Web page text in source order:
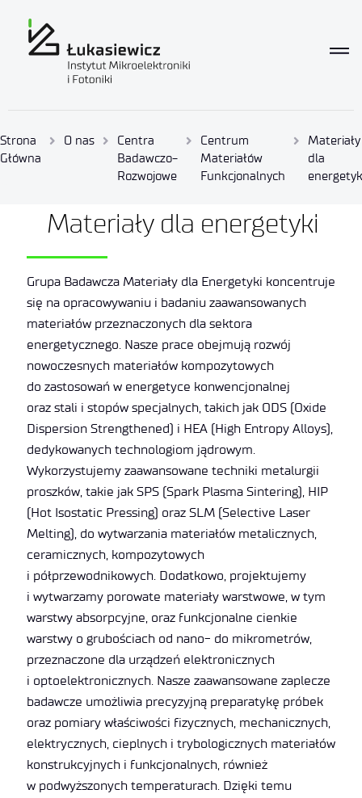
Strona
Główna
O nas
Centra
Badawczo-
Rozwojowe
Centrum
Materiałów
Funkcjonalnych
Materiały
dla
Materiały dla energetyki
Grupa Badawcza Materiały dla Energetyki koncentruje
się na opracowywaniu i badaniu zaawansowanych
materiałów przeznaczonych dla sektora
energetycznego. Nasze prace obejmują rozwój
nowoczesnych materiałów kompozytowych
do zastosowań w energetyce konwencjonalnej
oraz stali i stopów specjalnych, takich jak ODS (Oxide
Dispersion Strengthened) i HEA (High Entropy Alloys),
dedykowanych technologiom jądrowym.
Wykorzystujemy zaawansowane techniki metalurgii
proszków, takie jak SPS (Spark Plasma Sintering), HIP
(Hot Isostatic Pressing) oraz SLM (Selective Laser
Melting), do wytwarzania materiałów metalicznych,
ceramicznych, kompozytowych
i półprzewodnikowych. Dodatkowo, projektujemy
i wytwarzamy porowate materiały warstwowe, w tym
warstwy absorpcyjne, oraz funkcjonalne cienkie
warstwy o grubościach od nano- do mikrometrów,
przeznaczone dla urządzeń elektronicznych
i optoelektronicznych. Nasze zaawansowane zaplecze
badawcze umożliwia precyzyjną preparatykę próbek
oraz pomiary właściwości fizycznych, mechanicznych,
elektrycznych, cieplnych i trybologicznych materiałów
konstrukcyjnych i funkcjonalnych, również
w podwyższonych temperaturach. Dzięki temu